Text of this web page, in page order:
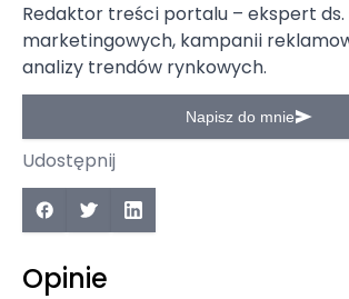
Redaktor treści portalu – ekspert
marketingowych, kampanii
analizy trendów rynkowych.
Napisz do mnie
Udostępnij
Opinie